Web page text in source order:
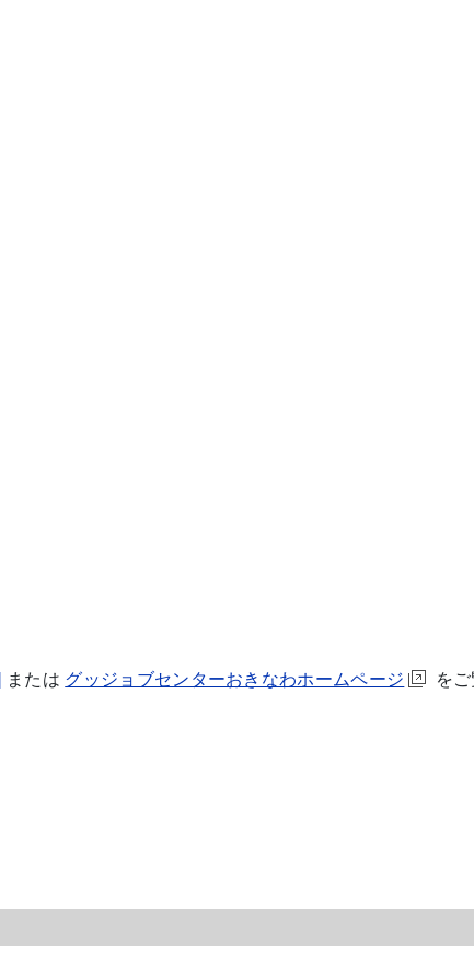
または グッジョブセンターおきなわホームページ
を